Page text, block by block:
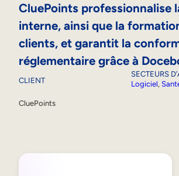
CluePoints professionnalise
interne, ainsi que la
clients, et garantit la
réglementaire grâce à
CLIENT
CluePoints
SECTEURS
Logiciel,